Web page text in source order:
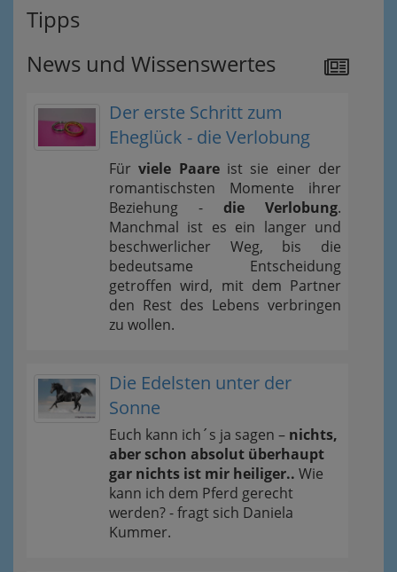
Tipps
News und Wissenswertes
Der erste Schritt zum
Eheglück - die Verlobung
Fürviele Paareist sie einer der
romantischsten Momente ihrer
Beziehung - die Verlobung.
Manchmal ist es ein langer und
beschwerlicher Weg, bis die
bedeutsame Entscheidung
getroffen wird, mit dem Partner
den Rest des Lebens verbringen
zu wollen.
Die Edelsten unter der
Sonne
Euch kann ich´s ja sagen – nichts,
aber schon absolut überhaupt
gar nichts ist mir heiliger.. Wie
kann ich dem Pferd gerecht
werden? - fragt sich Daniela
Kummer.